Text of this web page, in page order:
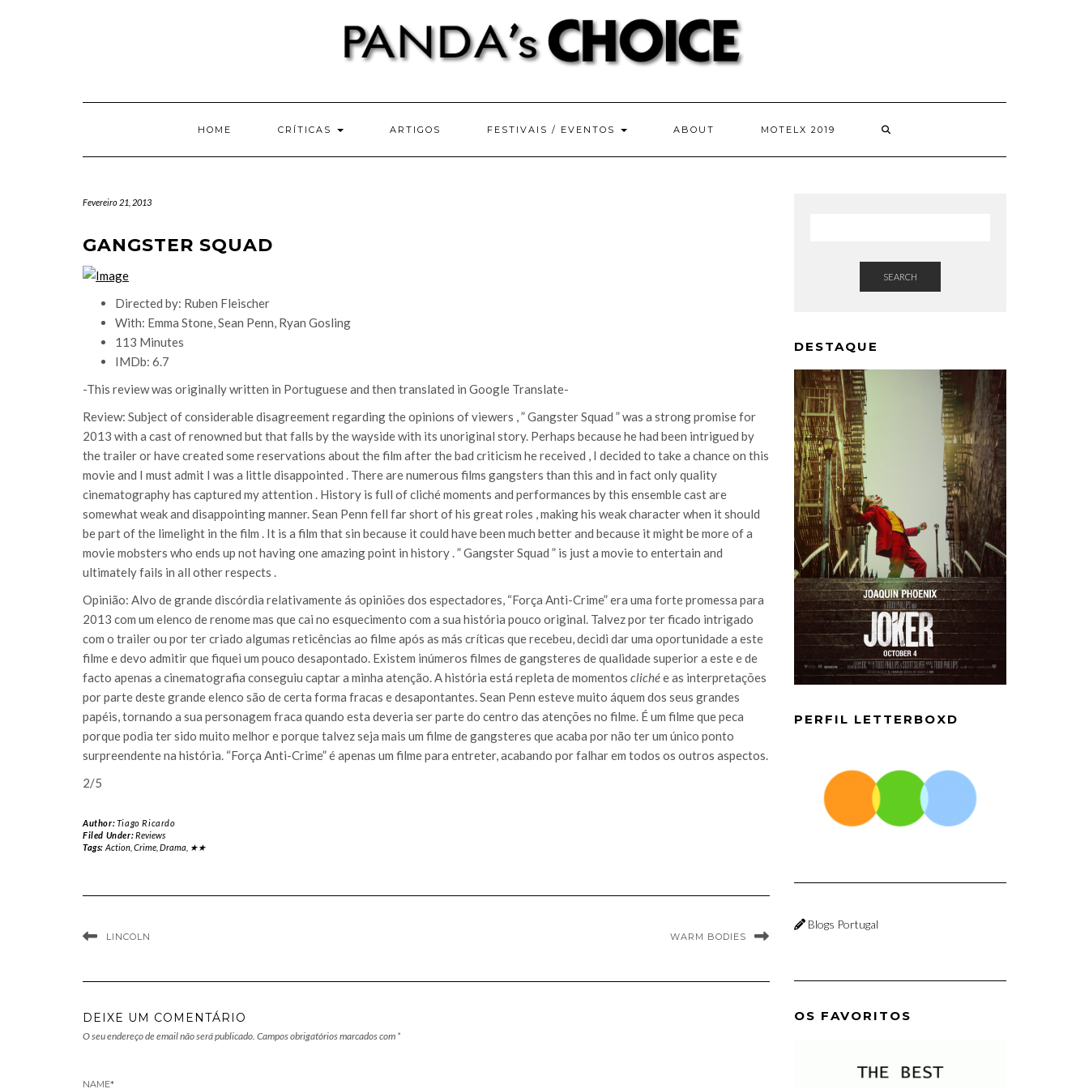
HOME CRÍTICAS ARTIGOS FESTIVAIS / EVENTOS ABOUT MOTELX 2019
Fevereiro 21, 2013
GANGSTER SQUAD
Directed by: Ruben Fleischer
With: Emma Stone, Sean Penn, Ryan Gosling
113 Minutes
IMDb: 6.7
-This review was originally written in Portuguese and then translated in Google Translate-
Review: Subject of considerable disagreement regarding the opinions of viewers , ” Gangster Squad ” was a strong promise for
2013 with a cast of renowned but that falls by the wayside with its unoriginal story. Perhaps because he had been intrigued by
the trailer or have created some reservations about the film after the bad criticism he received , I decided to take a chance on this
movie and I must admit I was a little disappointed . There are numerous films gangsters than this and in fact only quality
cinematography has captured my attention . History is full of cliché moments and performances by this ensemble cast are
somewhat weak and disappointing manner. Sean Penn fell far short of his great roles , making his weak character when it should
be part of the limelight in the film . It is a film that sin because it could have been much better and because it might be more of a
movie mobsters who ends up not having one amazing point in history . ” Gangster Squad ” is just a movie to entertain and
ultimately fails in all other respects .
Opinião: Alvo de grande discórdia relativamente ás opiniões dos espectadores, “Força Anti-Crime” era uma forte promessa para
2013 com um elenco de renome mas que cai no esquecimento com a sua história pouco original. Talvez por ter ficado intrigado
com o trailer ou por ter criado algumas reticências ao filme após as más críticas que recebeu, decidi dar uma oportunidade a este
filme e devo admitir que fiquei um pouco desapontado. Existem inúmeros filmes de gangsteres de qualidade superior a este e de
facto apenas a cinematografia conseguiu captar a minha atenção. A história está repleta de momentos clichée as interpretações
por parte deste grande elenco são de certa forma fracas e desapontantes. Sean Penn esteve muito áquem dos seus grandes
papéis, tornando a sua personagem fraca quando esta deveria ser parte do centro das atenções no filme. É um filme que peca
porque podia ter sido muito melhor e porque talvez seja mais um filme de gangsteres que acaba por não ter um único ponto
surpreendente na história. “Força Anti-Crime” é apenas um filme para entreter, acabando por falhar em todos os outros aspectos.
2/5
Author:Tiago Ricardo
Filed Under:Reviews
Tags: Action, Crime, Drama ★★
LINCOLN WARM BODIES
DEIXE UM COMENTÁRIO
O seu endereço de email não será publicado. Campos obrigatórios marcados com *
NAME*
SEARCH
DESTAQUE
PERFIL LETTERBOXD
Blogs Portugal
OS FAVORITOS